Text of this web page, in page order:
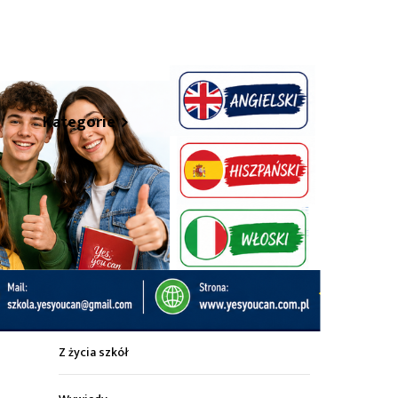
Kategorie
Z życia miasta
Sport
Kultura
Wiadomości z regionu
Z życia szkół